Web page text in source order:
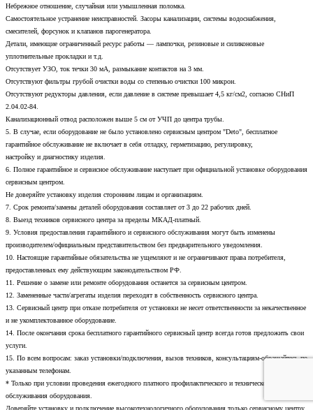
Небрежное отношение, случайная или умышленная поломка.
Самостоятельное устранение неисправностей. Засоры канализации, системы водоснабжения,
смесителей, форсунок и клапанов парогенератора.
Детали, имеющие ограниченный ресурс работы — лампочки, резиновые и силиконовые
уплотнительные прокладки и т.д.
Отсутствует УЗО, ток течки 30 мА, размыкание контактов на 3 мм.
Отсутствуют фильтры грубой очистки воды со степенью очистки 100 микрон.
Отсутствуют редукторы давления, если давление в системе превышает 4,5 кг/см2, согласно СНиП
2.04.02-84.
Канализационный отвод расположен выше 5 см от УЧП до центра трубы.
5. В случае, если оборудование не было установлено сервисным центром "Deto", бесплатное
гарантийное обслуживание не включает в себя отладку, герметизацию, регулировку,
настройку и диагностику изделия.
6. Полное гарантийное и сервисное обслуживание наступает при официальной установке оборудования
сервисным центром.
Не доверяйте установку изделия сторонним лицам и организациям.
7. Срок ремонта/замены деталей оборудования составляет от 3 до 22 рабочих дней.
8. Выезд техников сервисного центра за пределы МКАД-платный.
9. Условия предоставления гарантийного и сервисного обслуживания могут быть изменены
производителем/официальным представительством без предварительного уведомления.
10. Настоящие гарантийные обязательства не ущемляют и не ограничивают права потребителя,
предоставленных ему действующим законодательством РФ.
11. Решение о замене или ремонте оборудования останется за сервисным центром.
12. Замененные части/агрегаты изделия переходят в собственность сервисного центра.
13. Сервисный центр при отказе потребителя от установки не несет ответственности за некачественное
и не укомплектованное оборудование.
14. После окончания срока бесплатного гарантийного сервисный центр всегда готов предложить свои
услуги.
15. По всем вопросам: заказ установки/подключения, вызов техников, консультациям-обращайтесь по
указанным телефонам.
* Только при условии проведения ежегодного платного профилактического и технического
обслуживания оборудования.
Доверяйте установку и подключение высокотехнологичного оборудования только сервисному центру.